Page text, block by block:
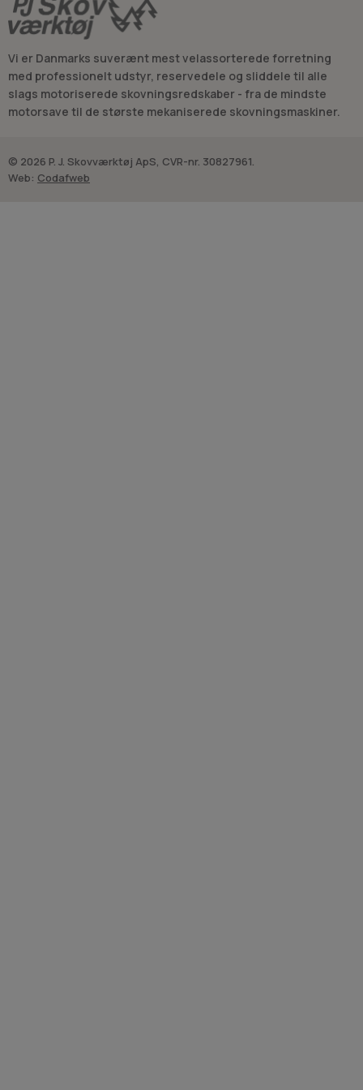
Vi er Danmarks suverænt mest velassorterede forretning
med professionelt udstyr, reservedele og sliddele til alle
slags motoriserede skovningsredskaber - fra de mindste
motorsave til de største mekaniserede skovningsmaskiner.
© 2026 P. J. Skovværktøj ApS, CVR-nr. 30827961.
Web: Codafweb